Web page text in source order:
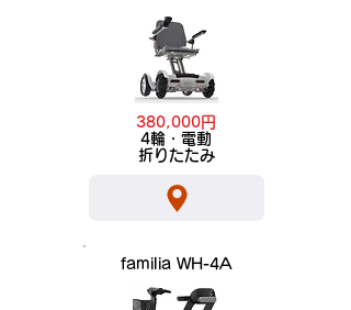
380,000円
​4輪・電動
折りたたみ
familia WH-4A